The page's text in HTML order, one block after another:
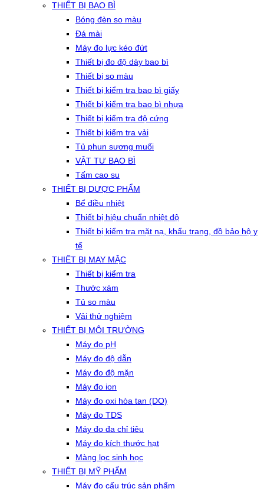
THIẾT BỊ BAO BÌ
Bóng đèn so màu
Đá mài
Máy đo lực kéo đứt
Thiết bị đo độ dày bao bì
Thiết bị so màu
Thiết bị kiểm tra bao bì giấy
Thiết bị kiểm tra bao bì nhựa
Thiết bị kiểm tra độ cứng
Thiết bị kiểm tra vải
Tủ phun sương muối
VẬT TƯ BAO BÌ
Tấm cao su
THIẾT BỊ DƯỢC PHẨM
Bể điều nhiệt
Thiết bị hiệu chuẩn nhiệt độ
Thiết bị kiểm tra mặt nạ, khẩu trang, đồ bảo hộ y
tế
THIẾT BỊ MAY MẶC
Thiết bị kiểm tra
Thước xám
Tủ so màu
Vải thử nghiệm
THIẾT BỊ MÔI TRƯỜNG
Máy đo pH
Máy đo độ dẫn
Máy đo độ mặn
Máy đo ion
Máy đo oxi hòa tan (DO)
Máy đo TDS
Máy đo đa chỉ tiêu
Máy đo kích thước hạt
Màng lọc sinh học
THIẾT BỊ MỸ PHẨM
Máy đo cấu trúc sản phẩm